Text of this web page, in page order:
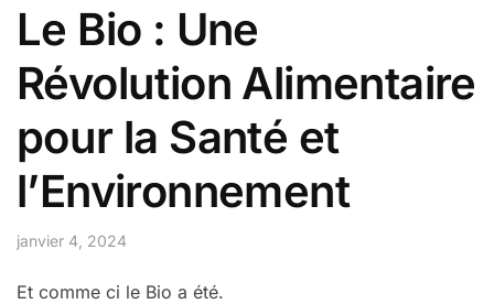
Le Bio : Une
Révolution Alimentaire
pour la Santé et
l’Environnement
janvier 4, 2024
Et comme ci le Bio a été.